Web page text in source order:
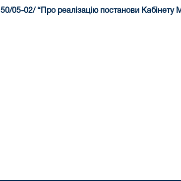
05-02/ “Про реалізацію постанови Кабінету